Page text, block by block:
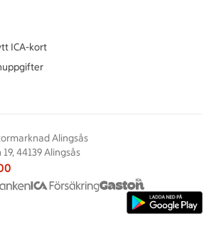
ICA-kort
Alingsås
44139 Alingsås